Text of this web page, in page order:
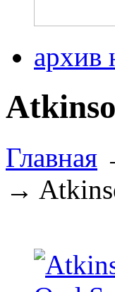
архив
Главная
→